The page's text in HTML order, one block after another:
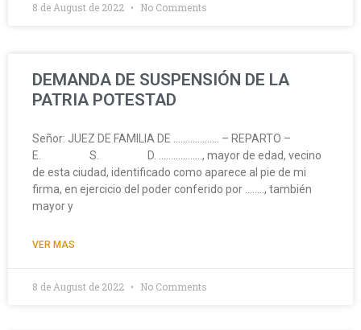
8 de August de 2022 No Comments
DEMANDA DE SUSPENSIÓN DE LA
PATRIA POTESTAD
Señor: JUEZ DE FAMILIA DE ………………. – REPARTO –
E. S. D. ………………, mayor de edad, vecino
de esta ciudad, identificado como aparece al pie de mi
firma, en ejercicio del poder conferido por …….., también
mayor y
VER MAS
8 de August de 2022 No Comments